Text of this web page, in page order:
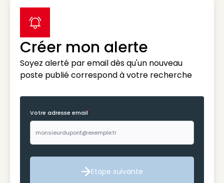
Créer mon alerte
Soyez alerté par email dès qu'un nouveau
poste publié correspond à votre recherche
label icon
Votre adresse email*
Etape suivante
Etape suivante